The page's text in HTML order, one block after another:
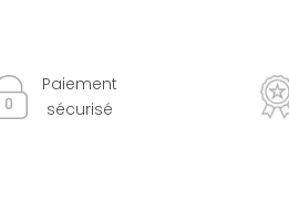
Paiement
sécurisé